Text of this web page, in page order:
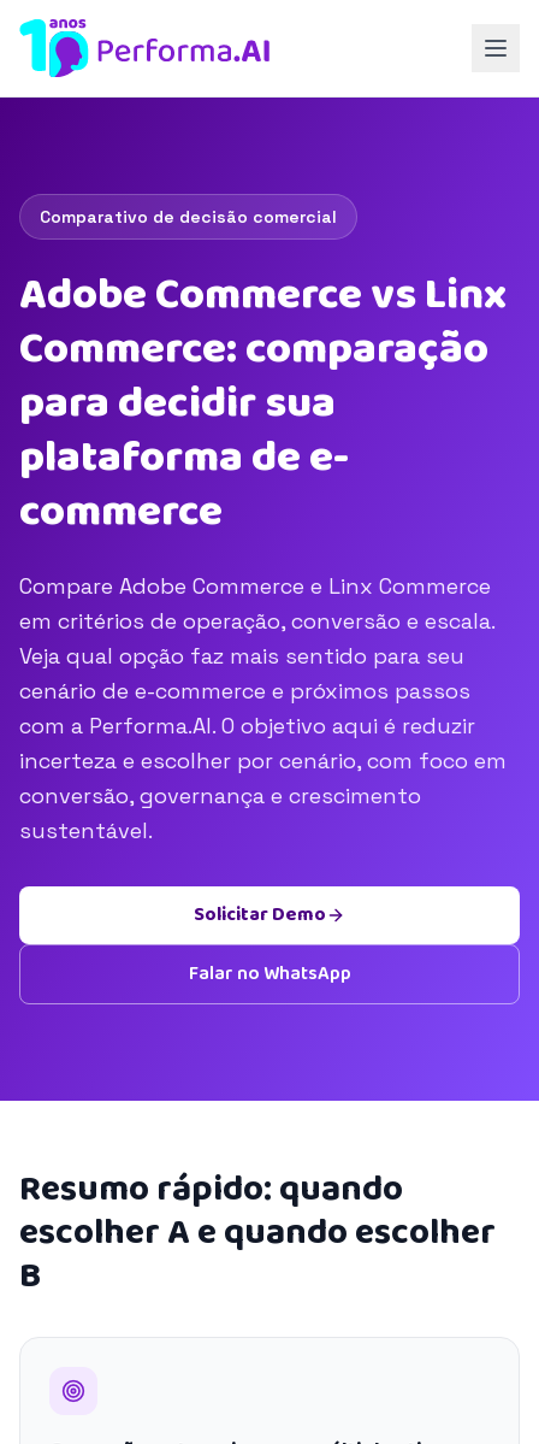
Comparativo de decisão comercial
Adobe Commerce vs Linx
Commerce: comparação
para decidir sua
plataforma de e-
commerce
Compare Adobe Commerce e Linx Commerce
em critérios de operação, conversão e escala.
Veja qual opção faz mais sentido para seu
cenário de e-commerce e próximos passos
com a Performa.AI. O objetivo aqui é reduzir
incerteza e escolher por cenário, com foco em
conversão, governança e crescimento
sustentável.
Solicitar Demo
Falar no WhatsApp
Resumo rápido: quando
escolher A e quando escolher
B